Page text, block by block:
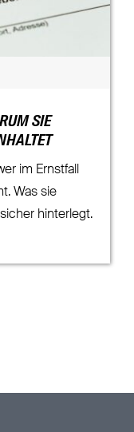
SIE
im Ernstfall
Was sie
hinterlegt.